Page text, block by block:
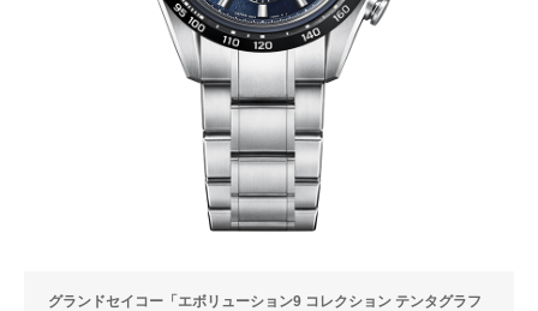
グランドセイコー「エボリューション9 コレクション テンタグラフ